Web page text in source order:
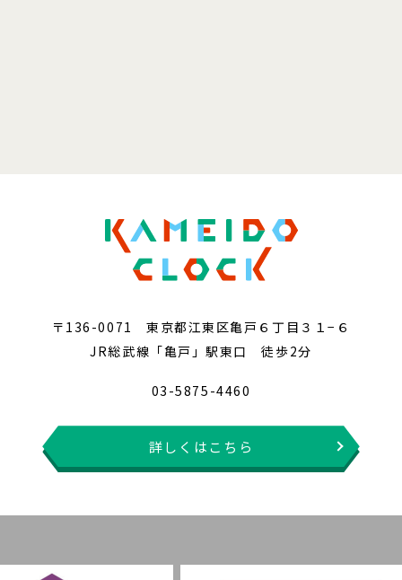
〒136-0071 東京都江東区亀戸６丁目３１−６
JR総武線「亀戸」駅東口 徒歩2分
03-5875-4460
詳しくはこちら